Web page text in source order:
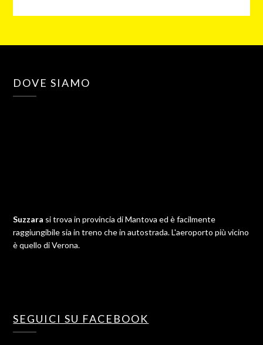
DOVE SIAMO
Suzzara si trova in provincia di Mantova ed è facilmente
raggiungibile sia in treno che in autostrada. L'aeroporto più vicino
è quello di Verona.
SEGUICI SU FACEBOOK